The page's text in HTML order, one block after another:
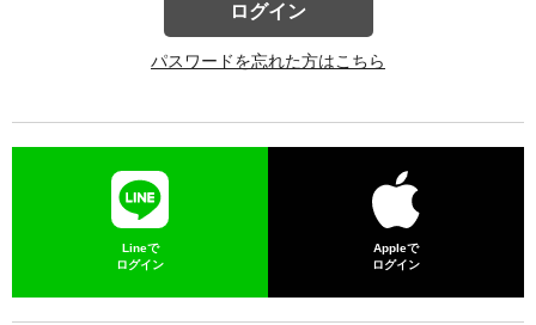
ログイン
パスワードを忘れた方はこちら
Lineで
ログイン
Appleで
ログイン